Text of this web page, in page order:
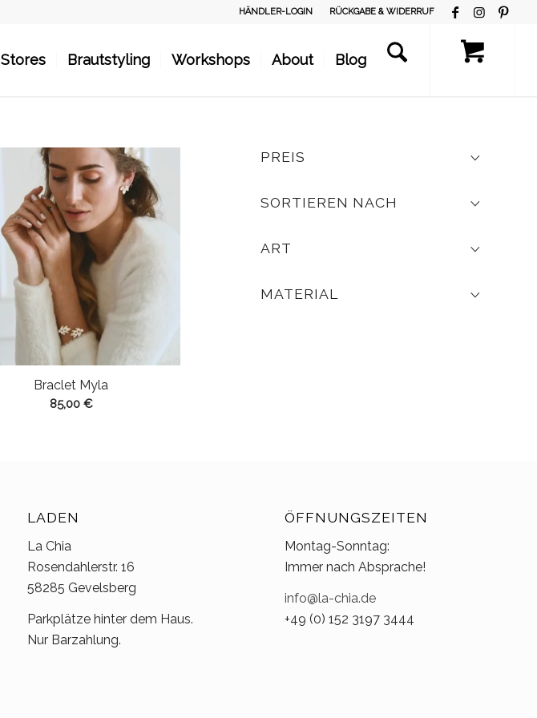
HÄNDLER-LOGIN RÜCKGABE & WIDERRUF
Stores Brautstyling Workshops About Blog
Braclet Myla
85,00 €
PREIS
SORTIEREN NACH
ART
MATERIAL
LADEN
La Chia
Rosendahlerstr. 16
58285 Gevelsberg
Parkplätze hinter dem Haus.
Nur Barzahlung.
ÖFFNUNGSZEITEN
Montag-Sonntag:
Immer nach Absprache!
info@la-chia.de
+49 (0) 152 3197 3444